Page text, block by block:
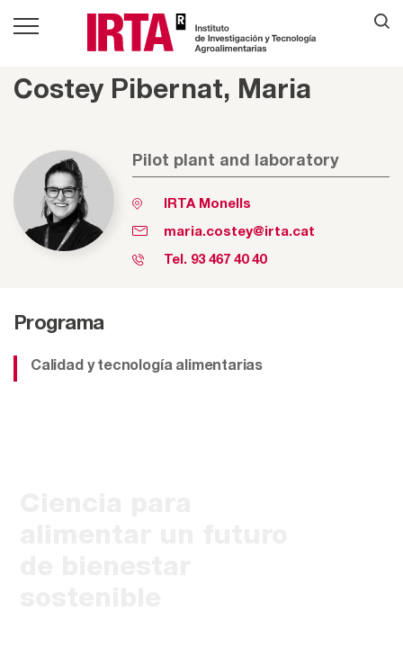
Costey Pibernat, Maria
Pilot plant and laboratory
IRTA Monells
maria.costey@irta.cat
Tel. 93 467 40 40
Programa
Calidad y tecnología alimentarias